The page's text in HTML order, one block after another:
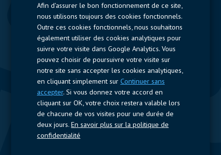
Measurement
Resistors
Accès rapide
Profil de l’entreprise Fournisseurs Jobs
Suivez-nous
LinkedIn
Afin d'assurer le bon fonctionnement de ce site,
nous utilisons toujours des cookies fonctionnels.
Outre ces cookies fonctionnels, nous souhaitons
également utiliser des cookies analytiques pour
suivre votre visite dans Google Analytics. Vous
pouvez choisir de poursuivre votre visite sur
notre site sans accepter les cookies analytiques,
en cliquant simplement sur Continuer sans
accepter. Si vous donnez votre accord en
cliquant sur OK, votre choix restera valable lors
de chacune de vos visites pour une durée de
deux jours. En savoir plus sur la politique de
confidentialité